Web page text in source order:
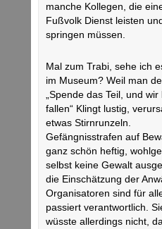
manche Kollegen, die
Fußvolk Dienst leisten
springen müssen.
Mal zum Trabi, sehe ich
im Museum? Weil man
„Spende das Teil, und
fallen“ Klingt lustig,
etwas Stirnrunzeln.
Gefängnisstrafen auf
ganz schön heftig,
selbst keine Gewalt
die Einschätzung der
Organisatoren sind für
passiert verantwortlich.
wüsste allerdings nicht,